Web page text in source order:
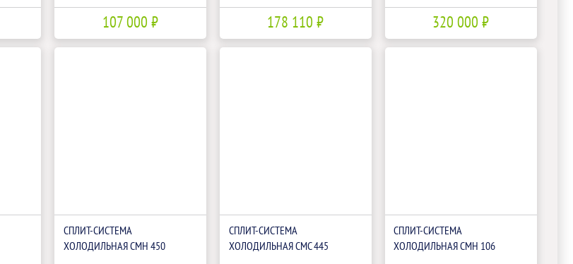
107 000 ₽ 178 110 ₽ 320 000 ₽
СПЛИТ-СИСТЕМА
ХОЛОДИЛЬНАЯ CМН 450
СПЛИТ-СИСТЕМА
ХОЛОДИЛЬНАЯ CМС 445
СПЛИТ-СИСТЕМА
ХОЛОДИЛЬНАЯ СМН 106